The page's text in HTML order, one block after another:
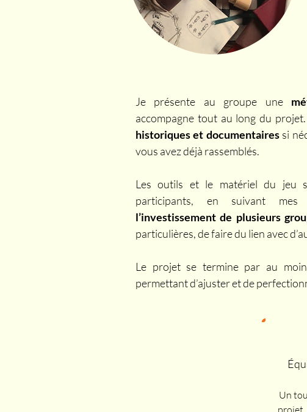
Je présente au groupe une
accompagne tout au long du
historiques et documentairessi
vous avez déjà rassemblés.
Les outils et le matériel du jeu
participants, en suivant
l’investissement de plusieurs
particulières, de faire du lien avec
Le projet se termine par au
permettant d’ajuster et de
Un
projet,